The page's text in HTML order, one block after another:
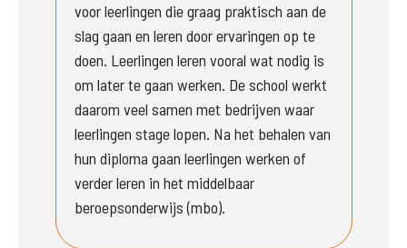
voor leerlingen die graag praktisch aan de
slag gaan en leren door ervaringen op te
doen. Leerlingen leren vooral wat nodig is
om later te gaan werken. De school werkt
daarom veel samen met bedrijven waar
leerlingen stage lopen. Na het behalen van
hun diploma gaan leerlingen werken of
verder leren in het middelbaar
beroepsonderwijs (mbo).